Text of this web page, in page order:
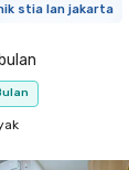
stia lan jakarta
bulan